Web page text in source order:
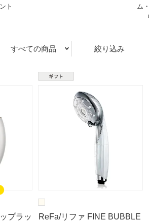
ト
ム
すべての商品 絞り込み
プラッ
ReFa/リファ FINE BUBBLE